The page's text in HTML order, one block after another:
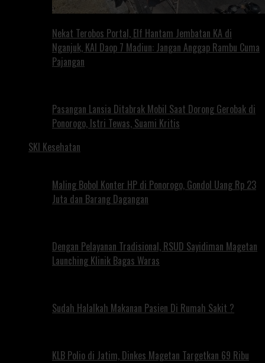
Nekat Terobos Portal, Elf Hantam Jembatan KA di
Nganjuk, KAI Daop 7 Madiun: Jangan Anggap Rambu Cuma
Pajangan
Pasangan Lansia Ditabrak Mobil Saat Dorong Gerobak di
Ponorogo, Istri Tewas, Suami Kritis
SKI Kesehatan
Maling Bobol Konter HP di Ponorogo, Gondol Uang Rp 23
Juta dan Barang Dagangan
Dengan Pelayanan Tradisional, RSUD Sayidiman Magetan
Launching Klinik Bagas Waras
Sudah Halalkah Makanan Pasien Di Rumah Sakit ?
KLB Polio di Jatim, Dinkes Magetan Targetkan 69 Ribu